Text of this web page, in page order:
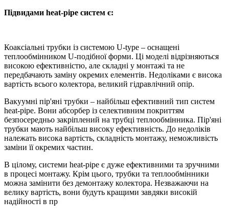
Підвидами heat-pipe систем є:
Коаксіальні трубки із системою U-type – оснащені
теплообмінником U-подібної форми. Ці моделі відрізняються
високою ефективністю, але складні у монтажі та не
передбачають заміну окремих елементів. Недоліками є висока
вартість всього колектора, великий гідравлічний опір.
Вакуумні пір'яні трубки – найбільш ефективний тип систем
heat-pipe. Вони абсорбер із селективним покриттям
безпосередньо закріплений на трубці теплообмінника. Пір'яні
трубки мають найбільш високу ефективність. До недоліків
належать висока вартість, складність монтажу, неможливість
заміни її окремих частин.
В цілому, системи heat-pipe є дуже ефективними та зручними
в процесі монтажу. Крім цього, трубки та теплообмінники
можна замінити без демонтажу колектора. Незважаючи на
велику вартість, вони будуть кращими завдяки високій
надійності в пр